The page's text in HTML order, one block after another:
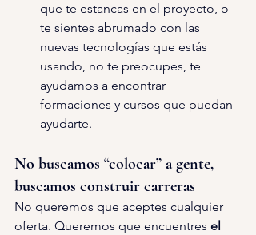
que te estancas en el proyecto, o
te sientes abrumado con las
nuevas tecnologías que estás
usando, no te preocupes, te
ayudamos a encontrar
formaciones y cursos que puedan
ayudarte.
No buscamos “colocar” a gente,
buscamos construir carreras
No queremos que aceptes cualquier
oferta. Queremos que encuentres el